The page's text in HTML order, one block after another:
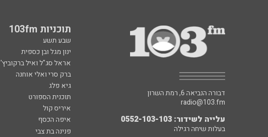
תוכניות 103fm
שבע תשע
ינון מגל ובן כספית
אראל סג"ל ואיל ברקוביץ'
ברק סרי ואלי אוחנה
גיא פלג
תוכנית הספורט
איריס קול
איפה הכסף
פנינה בת צבי
דבורה הנביאה 6, רמת השרון
radio@103.fm
עלייה לשידור: 0552-103-103
בעלות שיחה רגילה